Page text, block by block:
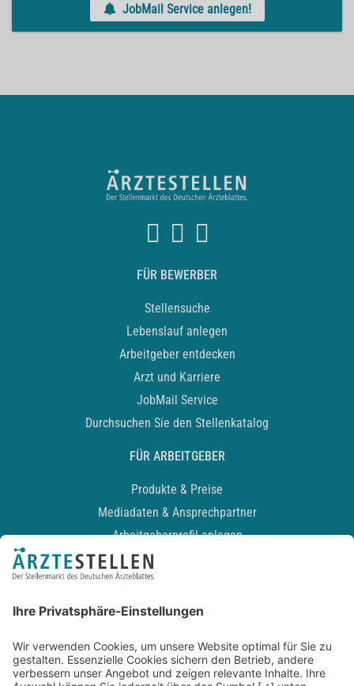
JobMail Service anlegen!
FÜR BEWERBER
Stellensuche
Lebenslauf anlegen
Arbeitgeber entdecken
Arzt und Karriere
JobMail Service
Durchsuchen Sie den Stellenkatalog
FÜR ARBEITGEBER
Produkte & Preise
Mediadaten & Ansprechpartner
Arbeitgeberprofil anlegen
Recruiting-Podcast
Kontakt
Datenschutz